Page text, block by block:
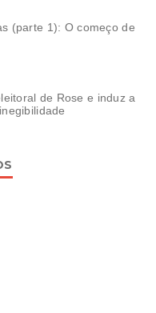
(parte 1): O começo de
de Rose e induz a